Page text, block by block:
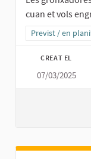
cuan et vols
Resultats al
Previst / en
CREAT EL
07/03/2025